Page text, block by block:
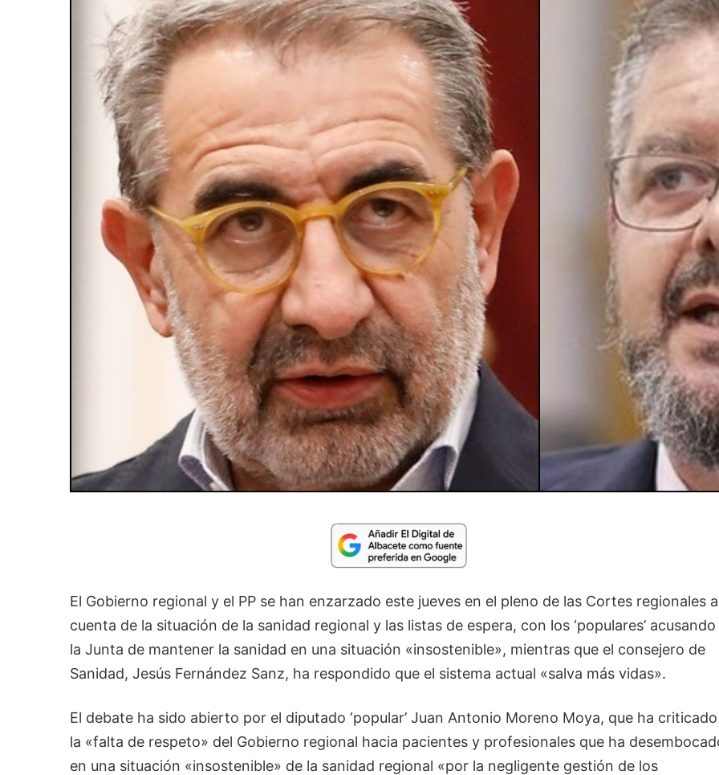
El Gobierno regional y el PP se han enzarzado este jueves en el pleno de las Cortes regionales a
cuenta de la situación de la sanidad regional y las listas de espera, con los ‘populares’ acusando
la Junta de mantener la sanidad en una situación «insostenible», mientras que el consejero de
Sanidad, Jesús Fernández Sanz, ha respondido que el sistema actual «salva más vidas».
El debate ha sido abierto por el diputado ‘popular’ Juan Antonio Moreno Moya, que ha criticado
la «falta de respeto» del Gobierno regional hacia pacientes y profesionales que ha
en una situación «insostenible» de la sanidad regional «por la negligente gestión de los